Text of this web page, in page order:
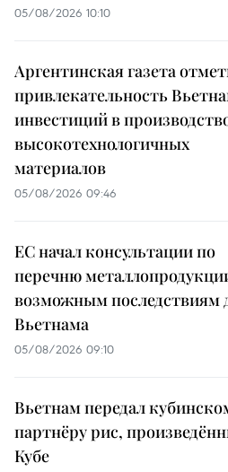
05/08/2026 10:10
Аргентинская газета
привлекательность
инвестиций в
высокотехнологичных
материалов
05/08/2026 09:46
ЕС начал консультации по
перечню
возможным последствиям
Вьетнама
05/08/2026 09:10
Вьетнам передал
партнёру рис,
Кубе